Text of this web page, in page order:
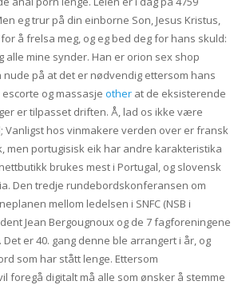
eg trur på din einborne Son, Jesus Kristus,
å frelsa meg, og eg bed deg for hans skuld:
alle mine synder. Han er orion sex shop
nude på at det er nødvendig ettersom hans
og massasje otherat de eksisterende
er tilpasset driften. Å, lad os ikke være
Vanligst hos vinmakere verden over er fransk
men portugisisk eik har andre karakteristika
brukes mest i Portugal, og slovensk
Den tredje rundebordskonferansen om
mellom ledelsen i SNFC (NSB i
Jean Bergougnoux og de 7 fagforeningene
er 40. gang denne ble arrangert i år, og
som har stått lenge. Ettersom
foregå digitalt må alle som ønsker å stemme